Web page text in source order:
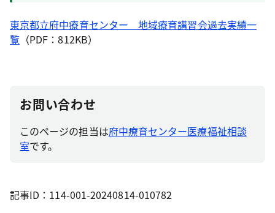
東京都立府中療育センター 地域療育講習会過去実績一
覧 （PDF：812KB）
お問い合わせ
このページの担当は府中療育センター医療福祉相談
室です。
記事ID：114-001-20240814-010782